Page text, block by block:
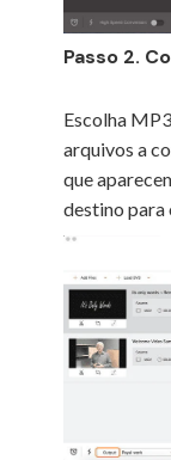
Passo 2.
Escolha
arquivos a
que
destino para